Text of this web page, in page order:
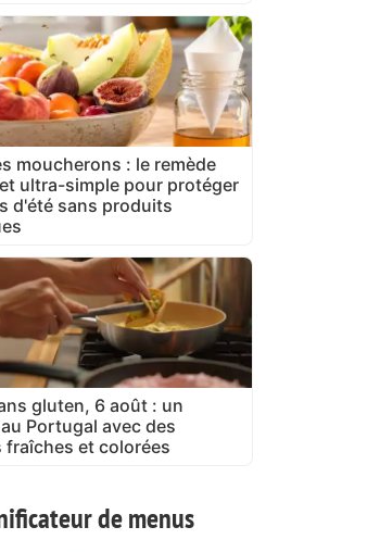
moucherons : le remède
ultra-simple pour protéger
d'été sans produits
gluten, 6 août : un
Portugal avec des
fraîches et colorées
de menus